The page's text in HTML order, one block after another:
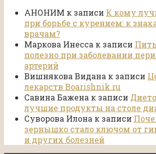
АНОНИМ к записи К кому
при борьбе с курением: к
врачам?
Маркова Инесса к записи
полезно при заболевании
артерий
Вишнякова Видана к записи
лекарств Boarishnik.ru
Савина Бажена к записи
лучшие продукты на столе
Суворова Илона к записи
зернышко стало ключом от
и других болезней